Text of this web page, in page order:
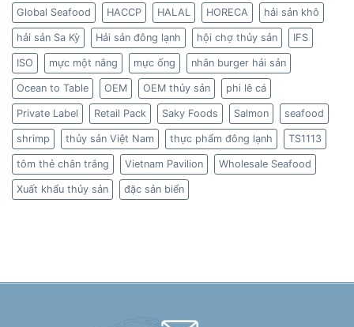
Global Seafood HACCP HALAL HORECA hải sản khô
hải sản Sa Kỳ Hải sản đông lạnh hội chợ thủy sản IFS
ISO mực một nắng mực ống nhân burger hải sản
Ocean to Table OEM OEM thủy sản phi lê cá
Private Label Retail Pack Saky Foods Salmon seafood
shrimp thủy sản Việt Nam thực phẩm đông lạnh TS1113
tôm thẻ chân trắng Vietnam Pavilion Wholesale Seafood
Xuất khẩu thủy sản đặc sản biển